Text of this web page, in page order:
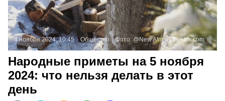
4 ноября 2024, 10:45 Общество Фото: @New Africa /freepik.com
Народные приметы на 5 ноября
2024: что нельзя делать в этот
день